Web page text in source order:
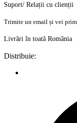
Suport/ Relații cu clienții
Trimite un email și vei
Livrări în toată România
Distribuie: